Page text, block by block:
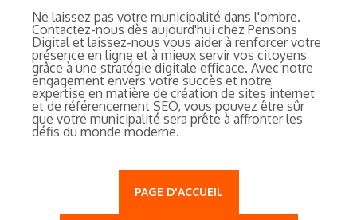
Ne laissez pas votre municipalité dans l'ombre.
Contactez-nous dès aujourd'hui chez Pensons
Digital et laissez-nous vous aider à renforcer votre
présence en ligne et à mieux servir vos citoyens
grâce à une stratégie digitale efficace. Avec notre
engagement envers votre succès et notre
expertise en matière de création de sites internet
et de référencement SEO, vous pouvez être sûr
que votre municipalité sera prête à affronter les
défis du monde moderne.
PAGE D'ACCUEIL